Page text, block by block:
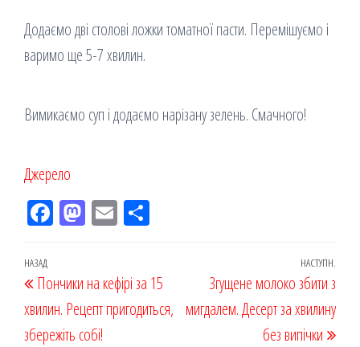
Додаємо дві столові ложки томатної пасти. Перемішуємо і
варимо ще 5-7 хвилин.
Вимикаємо суп і додаємо нарізану зелень. Смачного!
Джерело
Fac
k
M
on
Em
ис
я
Навігація
записів
Попередній
запис
НАЗАД
Пончики на кефірі за 15
хвилин. Рецепт пригодиться,
збережіть собі!
НАСТУПН.
Згущене молоко збити з
мигдалем. Десерт за хвилину
без випічки